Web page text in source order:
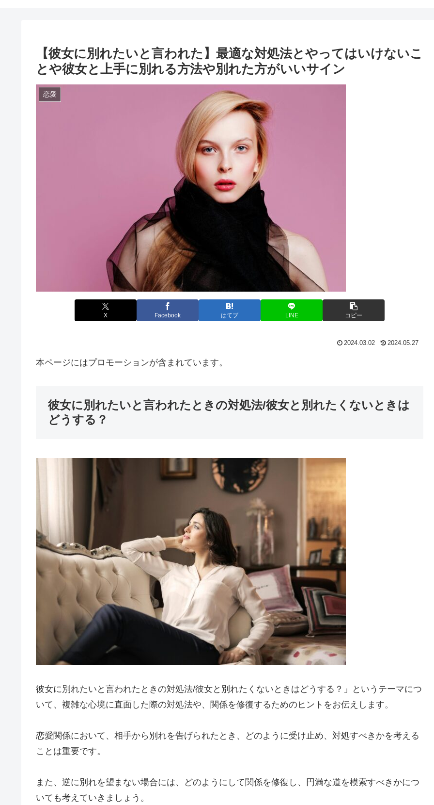
【彼女に別れたいと言われた】最適な対処法とやってはいけないこ
とや彼女と上手に別れる方法や別れた方がいいサイン
恋愛
X Facebook はてブ LINE コピー
2024.03.02 2024.05.27
本ページにはプロモーションが含まれています。
彼女に別れたいと言われたときの対処法/彼女と別れたくないときは
どうする？
彼女に別れたいと言われたときの対処法/彼女と別れたくないときはどうする？」というテーマにつ
いて、複雑な心境に直面した際の対処法や、関係を修復するためのヒントをお伝えします。
恋愛関係において、相手から別れを告げられたとき、どのように受け止め、対処すべきかを考える
ことは重要です。
また、逆に別れを望まない場合には、どのようにして関係を修復し、円満な道を模索すべきかにつ
いても考えていきましょう。